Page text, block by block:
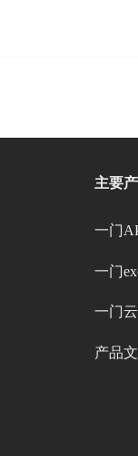
主要
一门
一门
一门
产品